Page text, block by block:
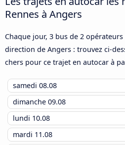
Rennes à Angers
Chaque jour, 3 bus de 2
direction de Angers : trouvez ci-
chers pour ce trajet en autocar à
samedi 08.08
dimanche 09.08
lundi 10.08
mardi 11.08